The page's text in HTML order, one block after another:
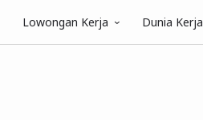
Lowongan Kerja Dunia Kerja